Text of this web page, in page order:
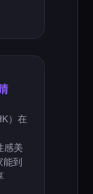
）在
感美
到